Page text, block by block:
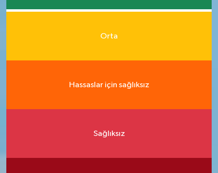
Orta
Hassaslar için sağlıksız
Sağlıksız